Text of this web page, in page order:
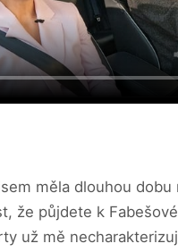
měla dlouhou dobu
že půjdete k
už mě